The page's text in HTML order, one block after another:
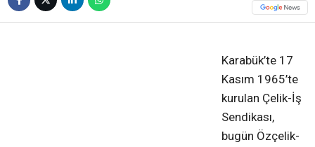
Karabük’te 17
Kasım 1965’te
kurulan Çelik-İş
Sendikası,
bugün Özçelik-